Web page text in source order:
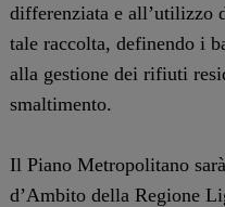
differenziata e all’utilizzo
tale raccolta, definendo i
alla gestione dei rifiuti
smaltimento.
Il Piano Metropolitano
d’Ambito della Regione